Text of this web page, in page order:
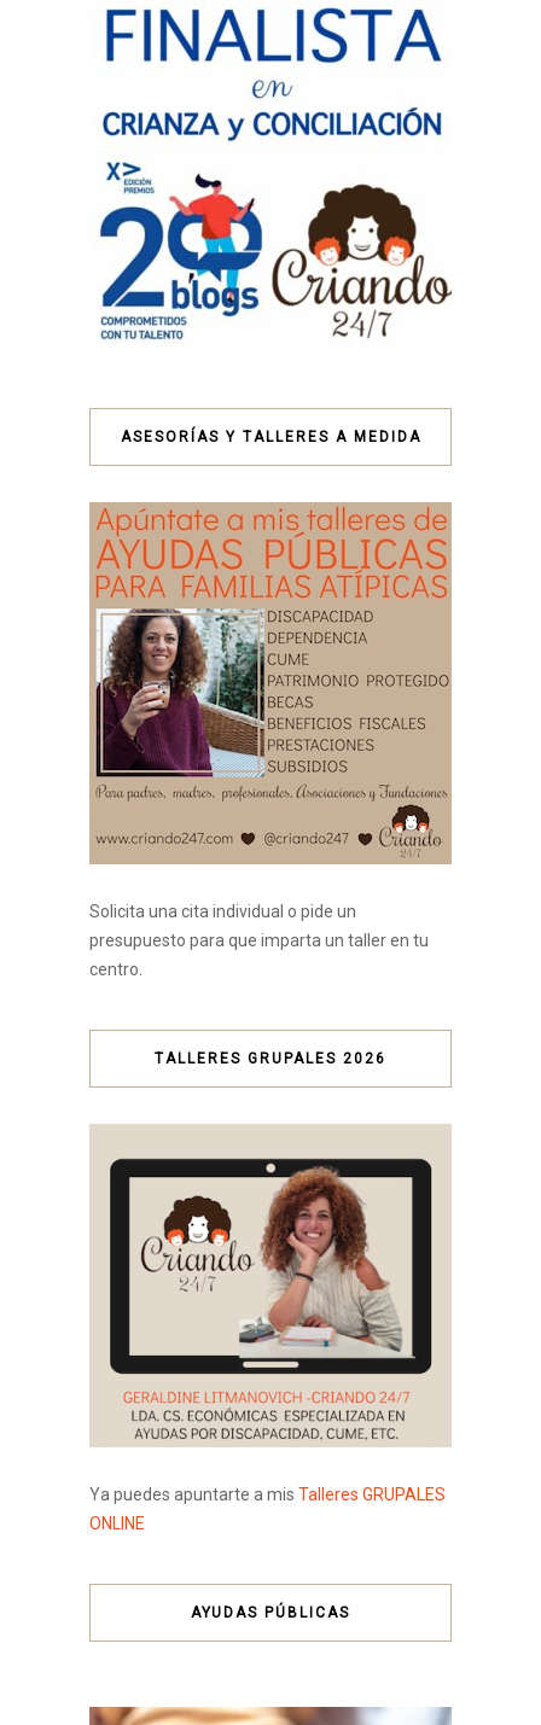
ASESORÍAS Y TALLERES A MEDIDA
Solicita una cita individual o pide un
presupuesto para que imparta un taller en tu
centro.
TALLERES GRUPALES 2026
Ya puedes apuntarte a mis Talleres GRUPALES
ONLINE
AYUDAS PÚBLICAS